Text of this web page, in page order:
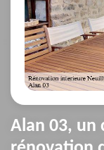
Alan 03, un